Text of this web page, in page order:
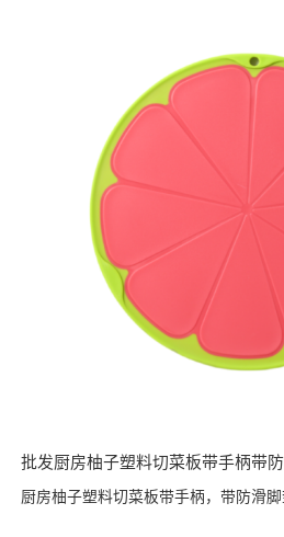
批发厨房柚子塑料切菜板带手柄带
厨房柚子塑料切菜板带手柄，带防滑